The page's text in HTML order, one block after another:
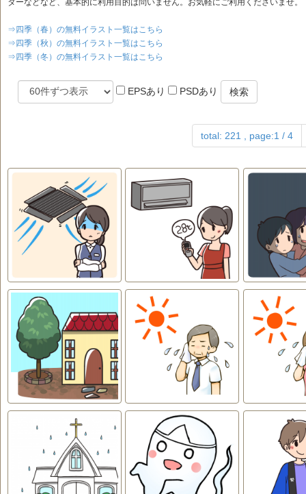
ターなどなど、基本的に利用目的は問いません。お気軽にご利用くださいませ。
⇒四季（春）の無料イラスト一覧はこちら
⇒四季（秋）の無料イラスト一覧はこちら
⇒四季（冬）の無料イラスト一覧はこちら
EPSあり PSDあり 検索
total: 221 , page:1 / 4